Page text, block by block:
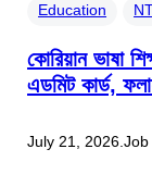
Education
কোরিয়ান ভাষা
এডমিট কার্ড,
July 21, 2026.Job